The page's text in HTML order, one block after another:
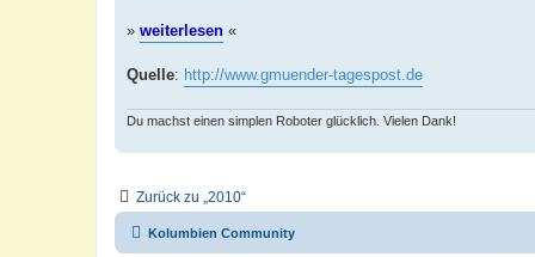
» weiterlesen «
Quelle: http://www.gmuender-tagespost.de
Du machst einen simplen Roboter glücklich. Vielen Dank!
Zurück zu „2010“
Kolumbien Community